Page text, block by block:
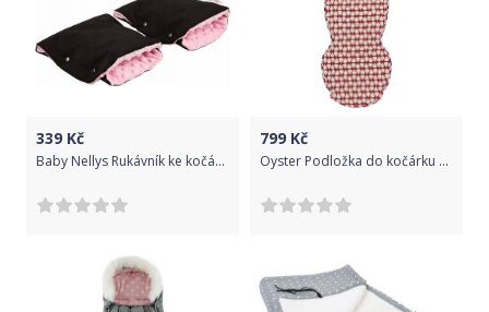
339 Kč
Baby Nellys Rukávník ke kočárku DUO minky - růžová/černá
799 Kč
Oyster Podložka do kočárku PEAR DROPS